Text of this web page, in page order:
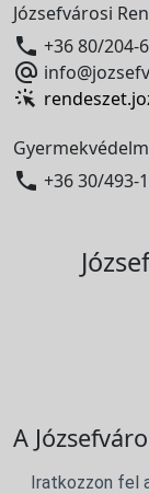
Józsefvárosi
 +36 80/204-

 +36 30/493-
A
Iratkozzon fel